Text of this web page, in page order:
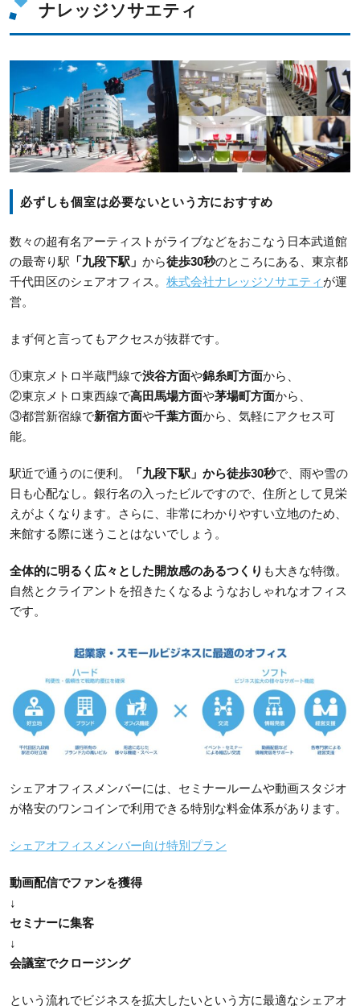
ナレッジソサエティ
必ずしも個室は必要ないという方におすすめ
数々の超有名アーティストがライブなどをおこなう日本武道館
の最寄り駅 「九段下駅」 から徒歩30秒のところにある、東京都
千代田区のシェアオフィス。 株式会社ナレッジソサエティ が運
営。
まず何と言ってもアクセスが抜群です。
①東京メトロ半蔵門線で渋谷方面や錦糸町方面から、
②東京メトロ東西線で高田馬場方面や茅場町方面から、
③都営新宿線で新宿方面や千葉方面から、気軽にアクセス可
能。
駅近で通うのに便利。 「九段下駅」から徒歩30秒で、雨や雪の
日も心配なし。銀行名の入ったビルですので、住所として見栄
えがよくなります。さらに、非常にわかりやすい立地のため、
来館する際に迷うことはないでしょう。
全体的に明るく広々とした開放感のあるつくり も大きな特徴。
自然とクライアントを招きたくなるようなおしゃれなオフィス
です。
シェアオフィスメンバーには、セミナールームや動画スタジオ
が格安のワンコインで利用できる特別な料金体系があります。
シェアオフィスメンバー向け特別プラン
動画配信でファンを獲得
↓
セミナーに集客
↓
会議室でクロージング
という流れでビジネスを拡大したいという方に最適なシェアオ